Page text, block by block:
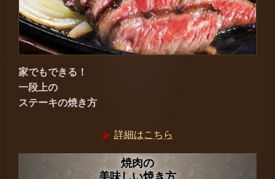
家でもできる！
一段上の
ステーキの焼き方
詳細はこちら
焼肉の